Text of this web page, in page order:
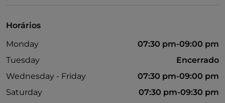
Horários
Monday
07:30 pm-09:00 pm
Tuesday
Encerrado
Wednesday - Friday
07:30 pm-09:00 pm
Saturday
07:30 pm-09:30 pm